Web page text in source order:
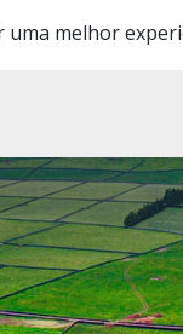
melhor